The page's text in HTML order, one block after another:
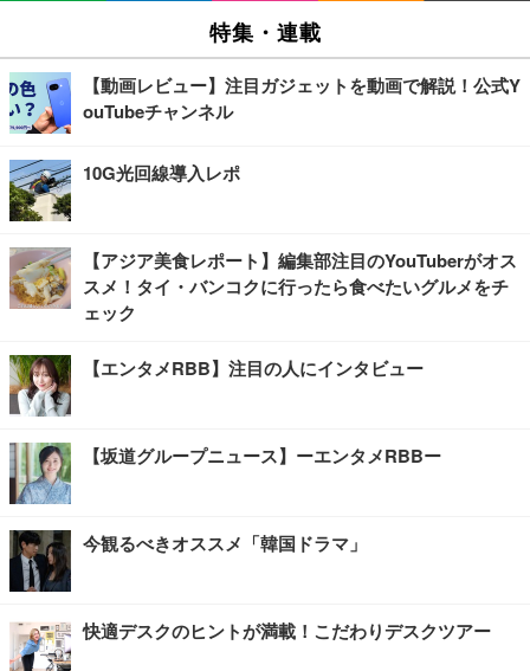
特集・連載
【動画レビュー】注目ガジェットを動画で解説！公式Y
ouTubeチャンネル
10G光回線導入レポ
【アジア美食レポート】編集部注目のYouTuberがオス
スメ！タイ・バンコクに行ったら食べたいグルメをチ
ェック
【エンタメRBB】注目の人にインタビュー
【坂道グループニュース】ーエンタメRBBー
今観るべきオススメ「韓国ドラマ」
快適デスクのヒントが満載！こだわりデスクツアー